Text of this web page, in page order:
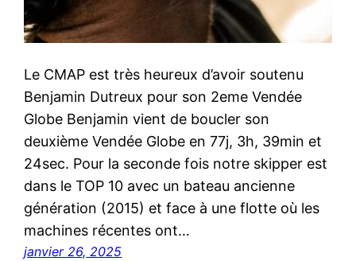
Le CMAP est très heureux d’avoir soutenu
Benjamin Dutreux pour son 2eme Vendée
Globe Benjamin vient de boucler son
deuxième Vendée Globe en 77j, 3h, 39min et
24sec. Pour la seconde fois notre skipper est
dans le TOP 10 avec un bateau ancienne
génération (2015) et face à une flotte où les
machines récentes ont…
janvier 26, 2025